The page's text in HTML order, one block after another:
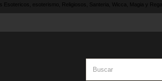
Esotericos, esoterismo, Religiosos, Santeria, Wicca, Magia y